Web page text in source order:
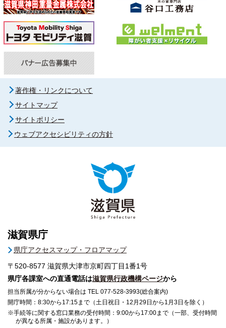
著作権・リンクについて
サイトマップ
サイトポリシー
ウェブアクセシビリティの方針
滋賀県庁
県庁アクセスマップ・フロアマップ
〒520-8577 滋賀県大津市京町四丁目1番1号
県庁各課室への直通電話は滋賀県行政機構ページから
担当所属が分からない場合は TEL 077-528-3993(総合案内)
開庁時間：8:30から17:15まで（土日祝日・12月29日から1月3日を除く）
※手続等に関する窓口業務の受付時間：9:00から17:00まで（一部、受付時間
が異なる所属・施設があります。）